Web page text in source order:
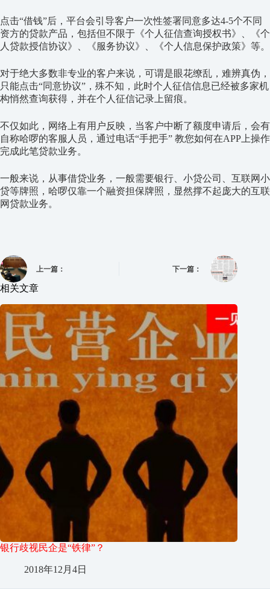
点击“借钱”后，平台会引导客户一次性签署同意多达4-5个不同
资方的贷款产品，包括但不限于《个人征信查询授权书》、《个
人贷款授信协议》、《服务协议》、《个人信息保护政策》等。
对于绝大多数非专业的客户来说，可谓是眼花缭乱，难辨真伪，
只能点击“同意协议”，殊不知，此时个人征信信息已经被多家机
构悄然查询获得，并在个人征信记录上留痕。
不仅如此，网络上有用户反映，当客户中断了额度申请后，会有
自称哈啰的客服人员，通过电话“手把手” 教您如何在APP上操作
完成此笔贷款业务。
一般来说，从事借贷业务，一般需要银行、小贷公司、互联网小
贷等牌照，哈啰仅靠一个融资担保牌照，显然撑不起庞大的互联
网贷款业务。
上一篇： 下一篇：
相关文章
银行歧视民企是“铁律”？
2018年12月4日